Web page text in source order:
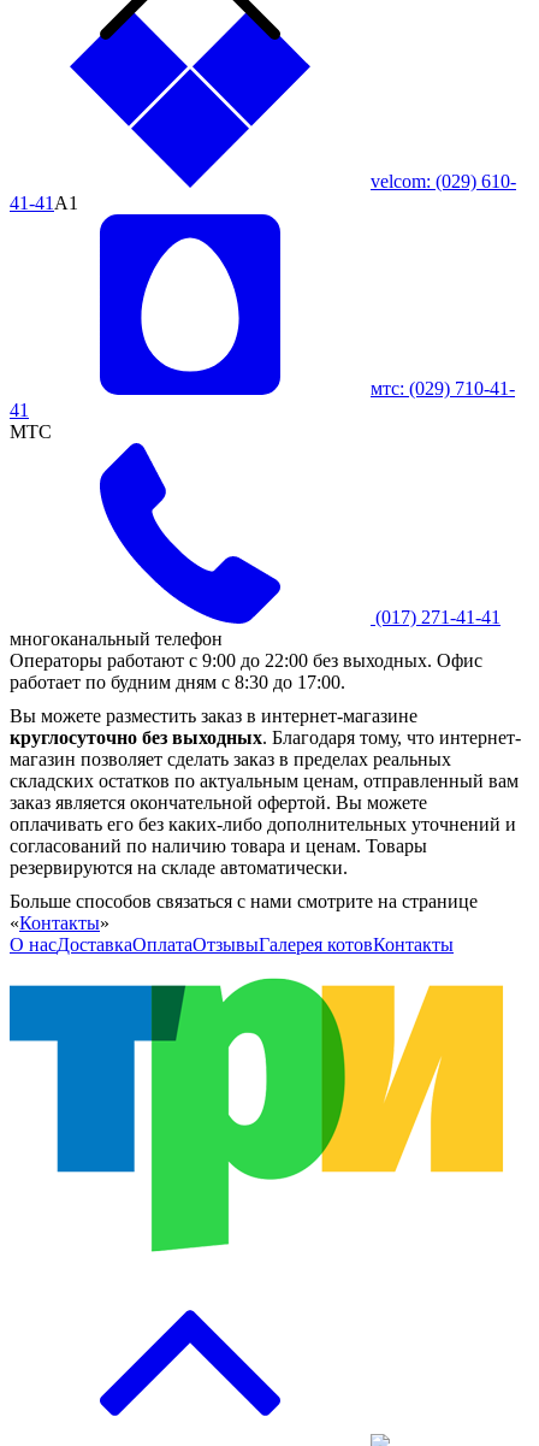
velcom: (029) 610-
41-41 A1
мтс: (029) 710-41-
41
MTC
(017) 271-41-41
многоканальный телефон
Операторы работают с 9:00 до 22:00 без выходных. Офис
работает по будним дням с 8:30 до 17:00.
Вы можете разместить заказ в интернет-магазине
круглосуточно без выходных. Благодаря тому, что интернет-
магазин позволяет сделать заказ в пределах реальных
складских остатков по актуальным ценам, отправленный вам
заказ является окончательной офертой. Вы можете
оплачивать его без каких-либо дополнительных уточнений и
согласований по наличию товара и ценам. Товары
резервируются на складе автоматически.
Больше способов связаться с нами смотрите на странице
«Контакты»
О насДоставкаОплатаОтзывыГалерея котовКонтакты